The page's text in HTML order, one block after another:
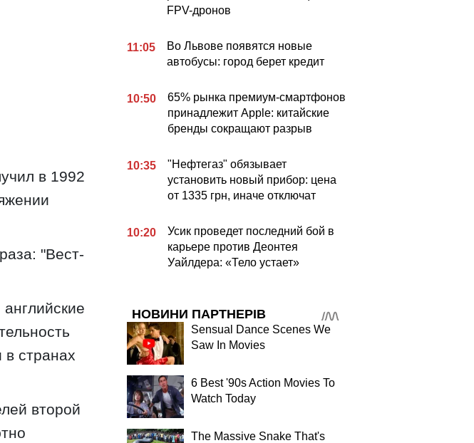
в 1992
"Вест-
странах
второй
FPV-дронов
11:05
Во Львове появятся новые
автобусы: город берет кредит
10:50
65% рынка премиум-смартфонов
принадлежит Apple: китайские
бренды сокращают разрыв
10:35
"Нефтегаз" обязывает
установить новый прибор: цена
от 1335 грн, иначе отключат
10:20
Усик проведет последний бой в
карьере против Деонтея
Уайлдера: «Тело устает»
НОВИНИ ПАРТНЕРІВ
Sensual Dance Scenes We
Saw In Movies
6 Best '90s Action Movies To
Watch Today
The Massive Snake That's